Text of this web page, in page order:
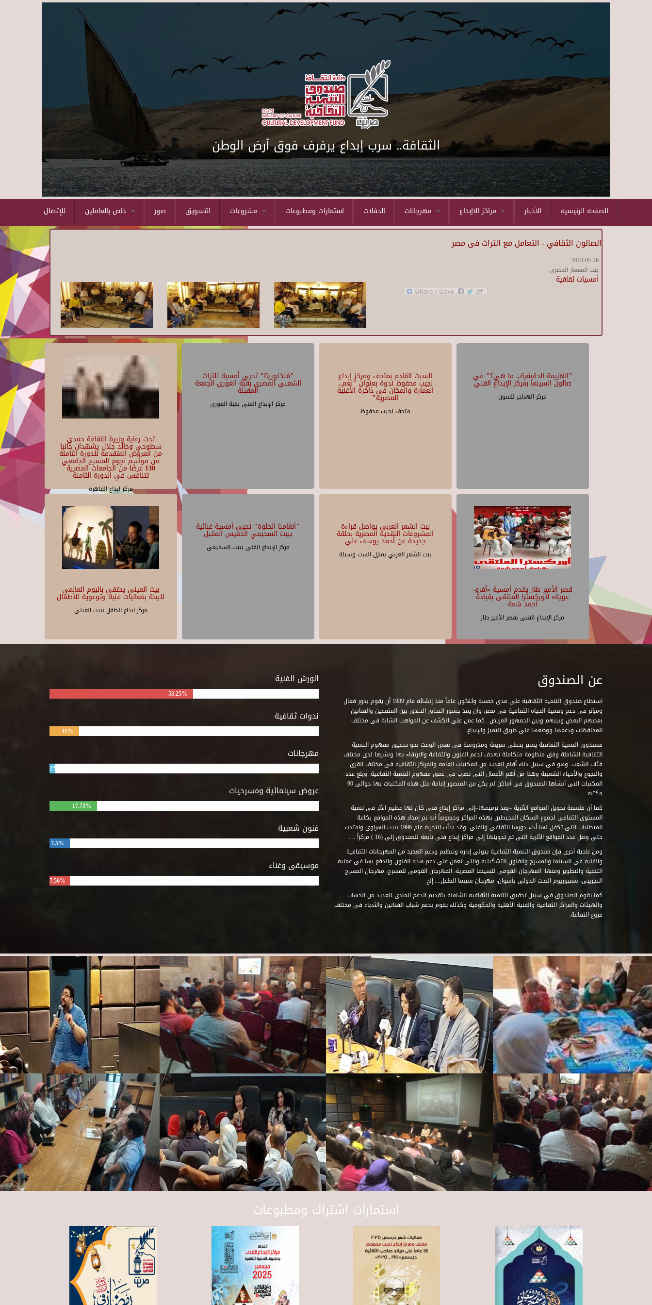
Skip to main content
الثقافة.. سرب إبداع يرفرف فوق أرض الوطن
للإتصال صور التسويق استمارات ومطبوعات الحفلات الأخبار الصفحه الرئيسيه
الصالون الثقافي - التعامل مع التراث فى مصر
2018-05-26
بيت المعمار المصرى
أمسيات ثقافية
تحت رعاية وزيرة الثقافة حمدي
سطوحي وخالد جلال يشهدان جانبا
من العروض المتقدمة للدورة الثامنة
من مواسم نجوم المسرح الجامعي
130 عرضًا من الجامعات المصرية
تتنافس في الدورة الثامنة
مركز ابداع القاهرة
"فلكلوريتا" تحيي أمسية للتراث
الشعبي المصري بقبة الغوري الجمعة
المقبلة
مركز الإبداع الفنى بقبة الغورى
السبت القادم بمتحف ومركز إبداع
نجيب محفوظ ندوة بعنوان "نغم..
العمارة والمكان في ذاكرة الأغنية
المصرية"
متحف نجيب محفوظ
"الهزيمة الحقيقية.. ما هي؟" في
صالون السينما بمركز الإبداع الفني
مركز الهناجر للفنون
بيت العيني يحتفي باليوم العالمي
للبيئة بفعاليات فنية وتوعوية للأطفال
مركز ابداع الطفل ببيت العينى
"أنغامنا الحلوة" تحيي أمسية غنائية
ببيت السحيمي الخميس المقبل
مركز الإبداع الفنى ببيت السحيمى
بيت الشعر العربي يواصل قراءة
المشروعات النقدية المصرية بحلقة
جديدة عن أحمد يوسف علي
بيت الشعر العربي بمنزل الست وسيلة
قصر الأمير طاز يقدم أمسية «أفرو-
عربية» لأوركسترا الملتقى بقيادة
أحمد شمة
مركز الإبداع الفنى بقصر الأمير طاز
الورش الفنية
53.25%
ندوات ثقافية
11%
مهرجانات
2%
عروض سينمائية ومسرحيات
17.73%
فنون شعبية
7.5%
موسيقى وغناء
7.56%
عن الصندوق
استطاع صندوق التنمية الثقافية على مدى خمسة وثلاثون عاماً منذ إنشائه عام 1989 أن يقوم بدور فعال
ومؤثر فى دعم وتنمية الحياة الثقافية فى مصر، وأن يمد جسور التحاور الخلاق بين المثقفين والفنانين
بعضهم البعض وبينهم وبين الجمهور العريض ..كما عمل على الكشف عن المواهب الشابة فى مختلف
المحافظات ودعمها ووضعها على طريق التميز والإبداع.
فصندوق التنمية الثقافية يسير بخطى سريعة ومدروسة فى نفس الوقت نحو تحقيق مفهوم التنمية
الثقافية الشاملة وفق منظومة متكاملة تهدف لدعم الفنون والثقافة والارتقاء بها ونشرها لدى مختلف
فئات الشعب. وهو فى سبيل ذلك أقام العديد من المكتبات العامة والمراكز الثقافية فى مختلف القرى
والنجوع والأحياء الشعبية وهذا من أهم الأعمال التى تضرب فى عمق مفهوم التنمية الثقافية. وبلغ عدد
المكتبات التى أنشأها الصندوق فى أماكن لم يكن من المتصور إقامة مثل هذه المكتبات بها حوالى 90
مكتبة .
كما أن فلسفة تحويل المواقع الأثرية –بعد ترميمها–إلى مراكز إبداع فنى كان لها عظيم الأثر فى تنمية
المستوى الثقافى لجموع السكان المحيطين بهذه المراكز وخصوصاً أنه تم إمداد هذه المواقع بكافة
المتطلبات التى تكفل لها أداء دورها الثقافى والفنى. وقد بدأت التجربة عام 1996 ببيت الهراوى وامتدت
حتى وصل عدد المواقع الأثرية التى تم تحويلها إلى مراكز إبداع فنى تابعة للصندوق إلى (16 ) مركزاً .. .
ومن ناحية أخرى فإن صندوق التنمية الثقافية يتولى إدارة وتنظيم ودعم العديد من المهرجانات الثقافية
والفنية فى السينما والمسرح والفنون التشكيلية والتى تعمل على دعم هذه الفنون والدفع بها فى عملية
التنمية والتطوير ومنها: المهرجان القومى للسينما المصرية، المهرجان القومى للمسرح، مهرجان المسرح
التجريبى، سمبوزيوم النحت الدولى بأسوان، مهرجان سينما الطفل.....إلخ
كما يقوم الصندوق فى سبيل تحقيق التنمية الثقافية الشاملة بتقديم الدعم المادى للعديد من الجهات
والهيئات والمراكز الثقافية والفنية الأهلية والحكومية وكذلك يقوم بدعم شباب الفنانين والأدباء فى مختلف
فروع الثقافة.
استمارات اشتراك ومطبوعات